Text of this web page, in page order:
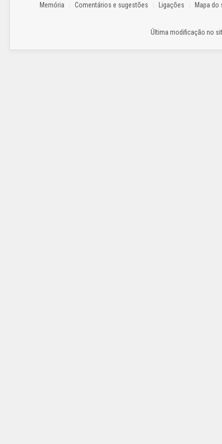
Memória Comentários e sugestões Ligações Mapa do
Última modificação no